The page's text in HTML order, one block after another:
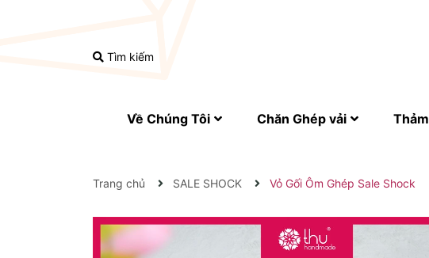
Tìm kiếm
Về Chúng Tôi Chăn Ghép vải Thảm
Trang chủ SALE SHOCK Vỏ Gối Ôm Ghép Sale Shock